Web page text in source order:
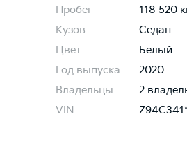
Пробег
118 520
Кузов
Седан
Цвет
Белый
Год выпуска
2020
Владельцы
2
VIN